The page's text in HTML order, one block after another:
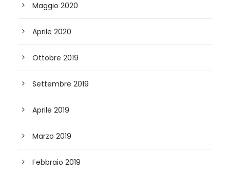
Maggio 2020
Aprile 2020
Ottobre 2019
Settembre 2019
Aprile 2019
Marzo 2019
Febbraio 2019